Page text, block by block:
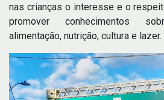
nas crianças o interesse e o
promover conhecimentos
alimentação, nutrição, cultura e lazer.